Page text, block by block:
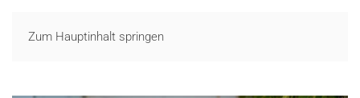
Zum Hauptinhalt springen